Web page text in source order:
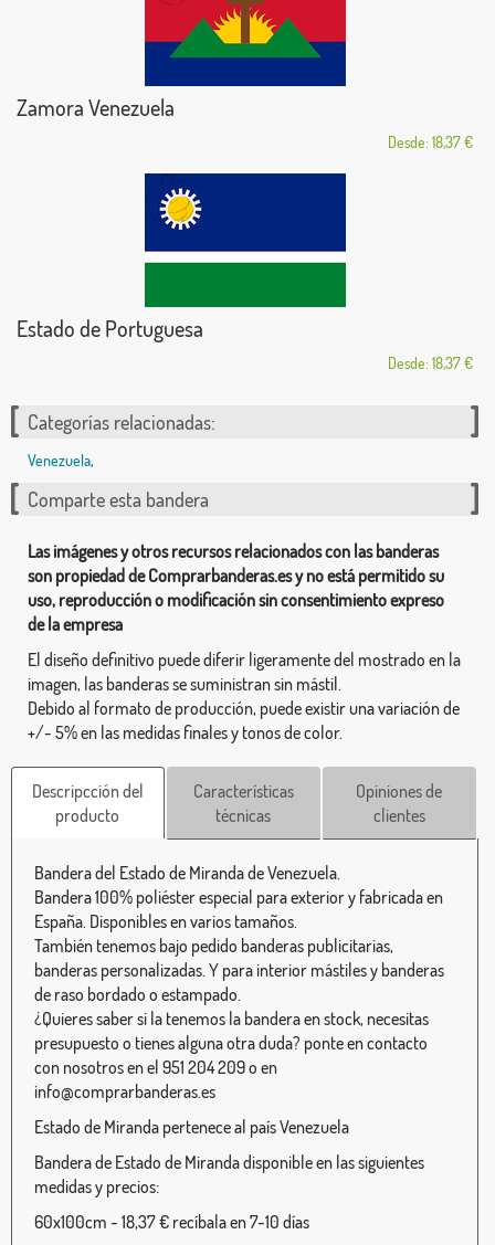
Zamora Venezuela
Desde: 18,37 €
Estado de Portuguesa
Desde: 18,37 €
Categorías relacionadas:
Venezuela,
Comparte esta bandera
Las imágenes y otros recursos relacionados con las banderas
son propiedad de Comprarbanderas.es y no está permitido su
uso, reproducción o modificación sin consentimiento expreso
de la empresa
El diseño definitivo puede diferir ligeramente del mostrado en la
imagen, las banderas se suministran sin mástil.
Debido al formato de producción, puede existir una variación de
+/- 5% en las medidas finales y tonos de color.
Descripcción del
producto
Características
técnicas
Opiniones de
clientes
Bandera del Estado de Miranda de Venezuela.
Bandera 100% poliéster especial para exterior y fabricada en
España. Disponibles en varios tamaños.
También tenemos bajo pedido banderas publicitarias,
banderas personalizadas. Y para interior mástiles y banderas
de raso bordado o estampado.
¿Quieres saber si la tenemos la bandera en stock, necesitas
presupuesto o tienes alguna otra duda? ponte en contacto
con nosotros en el 951 204 209 o en
info@comprarbanderas.es
Estado de Miranda pertenece al país Venezuela
Bandera de Estado de Miranda disponible en las siguientes
medidas y precios:
60x100cm - 18,37 € recíbala en 7-10 días